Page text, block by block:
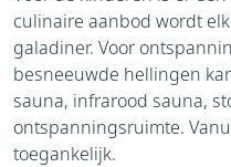
culinaire aanbod wordt
galadiner. Voor
besneeuwde hellingen
sauna, infrarood sauna,
ontspanningsruimte.
toegankelijk.